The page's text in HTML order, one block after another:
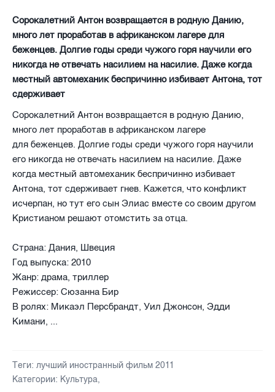
Сорокалетний Антон возвращается в родную Данию,
много лет проработав в африканском лагере для
беженцев. Долгие годы среди чужого горя научили его
никогда не отвечать насилием на насилие. Даже когда
местный автомеханик беспричинно избивает Антона, тот
сдерживает
Сорокалетний Антон возвращается в родную Данию,
много лет проработав в африканском лагере
для беженцев. Долгие годы среди чужого горя научили
его никогда не отвечать насилием на насилие. Даже
когда местный автомеханик беспричинно избивает
Антона, тот сдерживает гнев. Кажется, что конфликт
исчерпан, но тут его сын Элиас вместе со своим другом
Кристианом решают отомстить за отца.
Страна: Дания, Швеция
Год выпуска: 2010
Жанр: драма, триллер
Режиссер: Сюзанна Бир
В ролях: Микаэл Персбрандт, Уил Джонсон, Эдди
Кимани, ...
Теги: лучший иностранный фильм 2011
Категории: Культура,